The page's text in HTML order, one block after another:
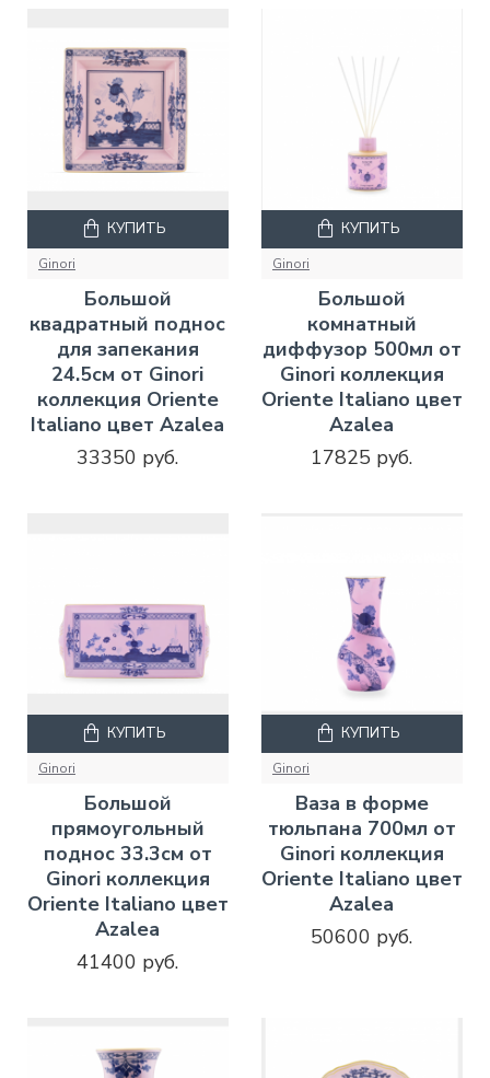
Ginori
Большой
квадратный поднос
для запекания
24.5см от Ginori
коллекция Oriente
Italiano цвет Azalea
33350 руб.
КУПИТЬ
Ginori
Большой
комнатный
диффузор 500мл от
Ginori коллекция
Oriente Italiano цвет
Azalea
17825 руб.
КУПИТЬ
Ginori
Большой
прямоугольный
поднос 33.3см от
Ginori коллекция
Oriente Italiano цвет
Azalea
41400 руб.
КУПИТЬ
Ginori
Ваза в форме
тюльпана 700мл от
Ginori коллекция
Oriente Italiano цвет
Azalea
50600 руб.
КУПИТЬ